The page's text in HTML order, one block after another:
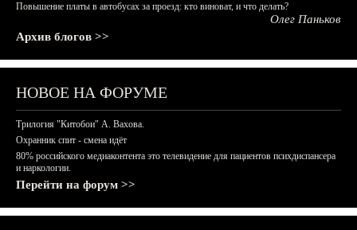
Повышение платы в автобусах за проезд: кто виноват, и что делать?
Олег Паньков
Архив блогов >>
НОВОЕ НА ФОРУМЕ
Трилогия "Китобои" А. Вахова.
Охранник спит - смена идёт
80% российского медиаконтента это телевидение для пациентов психдиспансера
и наркологии.
Перейти на форум >>